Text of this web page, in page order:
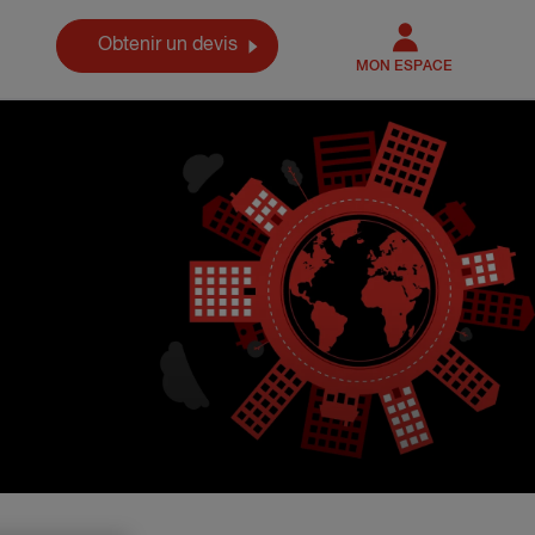
Obtenir un devis
MON ESPACE